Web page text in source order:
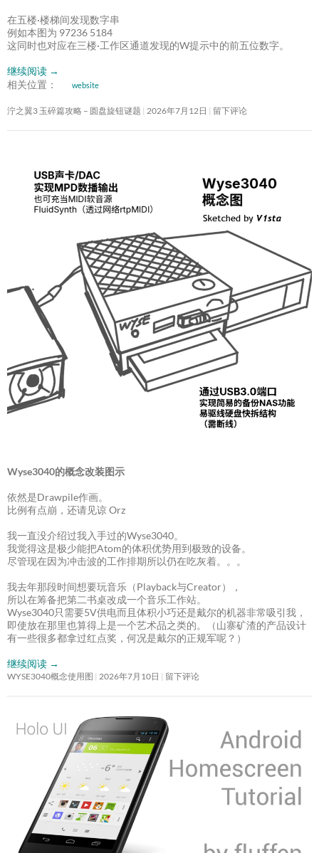
在五楼·楼梯间发现数字串
例如本图为 97236 5184
这同时也对应在三楼·工作区通道发现的W提示中的前五位数字。
继续阅读 →
相关位置：
website
泞之翼3 玉碎篇攻略 – 圆盘旋钮谜题 2026年7月12日 留下评论
Wyse3040的概念改装图示
依然是Drawpile作画。
比例有点崩，还请见谅 Orz
我一直没介绍过我入手过的Wyse3040。
我觉得这是极少能把Atom的体积优势用到极致的设备。
尽管现在因为冲击波的工作排期所以仍在吃灰着。。。
我去年那段时间想要玩音乐（Playback与Creator），
所以在筹备把第二书桌改成一个音乐工作站。
Wyse3040只需要5V供电而且体积小巧还是戴尔的机器非常吸引我，
即使放在那里也算得上是一个艺术品之类的。（山寨矿渣的产品设计
有一些很多都拿过红点奖，何况是戴尔的正规军呢？）
继续阅读 →
WYSE3040概念使用图 2026年7月10日 留下评论